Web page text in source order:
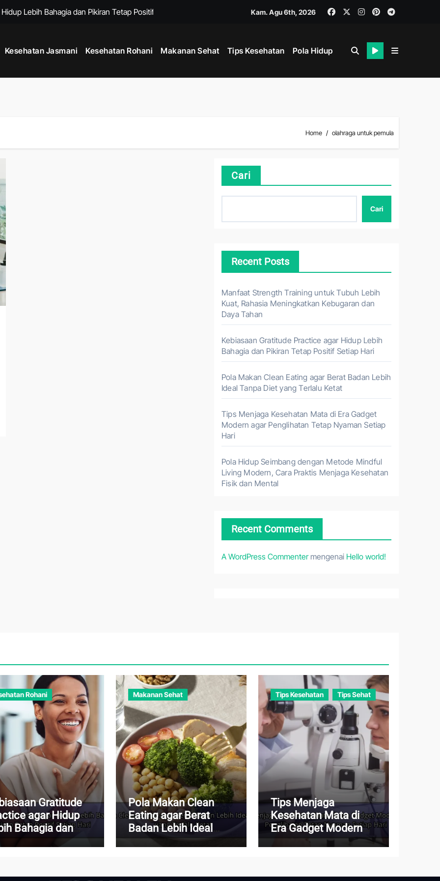
Lebih Bahagia dan Pikiran Tetap Positif Setiap Hari
Gadget Modern agar Penglihatan Tetap Nyaman Setiap Hari
Pencernaan Tetap Sehat dan Nyaman Setiap Hari
Kebiasaan Sehat yang Mudah Dilakukan Setiap Hari
Jantung Tetap Sehat di Era Aktivitas Serba Digital
Lebih Kuat, Rahasia Meningkatkan Kebugaran dan Daya Tahan
Kam. Agu 6th, 2026
Kesehatan Jasmani Kesehatan Rohani Makanan Sehat Tips Kesehatan Pola Hidup
Home olahraga untuk pemula
Cari
Cari
Recent Posts
Manfaat Strength Training untuk Tubuh Lebih
Kuat, Rahasia Meningkatkan Kebugaran dan
Daya Tahan
Kebiasaan Gratitude Practice agar Hidup Lebih
Bahagia dan Pikiran Tetap Positif Setiap Hari
Pola Makan Clean Eating agar Berat Badan Lebih
Ideal Tanpa Diet yang Terlalu Ketat
Tips Menjaga Kesehatan Mata di Era Gadget
Modern agar Penglihatan Tetap Nyaman Setiap
Hari
Pola Hidup Seimbang dengan Metode Mindful
Living Modern, Cara Praktis Menjaga Kesehatan
Fisik dan Mental
Recent Comments
A WordPress Commentermengenai Hello world!
Rohani
Gratitude
agar Hidup
Bahagia dan
Tetap Positif
Makanan Sehat
Pola Makan Clean
Eating agar Berat
Badan Lebih Ideal
Tanpa Diet yang
Tips Kesehatan Tips Sehat
Tips Menjaga
Kesehatan Mata di
Era Gadget Modern
agar Penglihatan